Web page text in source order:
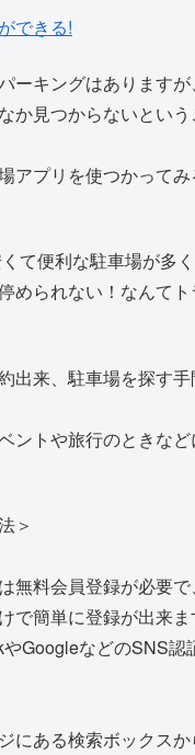
できる!
ーキングはありますが、
か見つからないとい
アプリを使つかってみ
て便利な駐車場が多く
められない！なんて
出来、駐車場を探す
ントや旅行のときな
＞
無料会員登録が必要で
で簡単に登録が出来ま
GoogleなどのSNS認
にある検索ボックス